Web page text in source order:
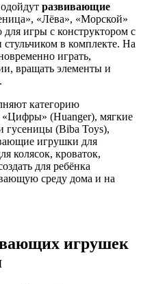
развивающие
«Лёва», «Морской»
игры с конструктором с
в комплекте. На
играть,
вращать элементы и
категорию
(Huanger), мягкие
гусеницы (Biba Toys),
игрушки для
колясок, кроваток,
для ребёнка
среду дома и на
игрушек